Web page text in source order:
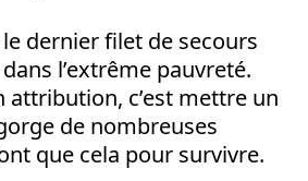
le dernier filet de secours
l’extrême pauvreté.
attribution, c’est mettre un
de nombreuses
que cela pour survivre.